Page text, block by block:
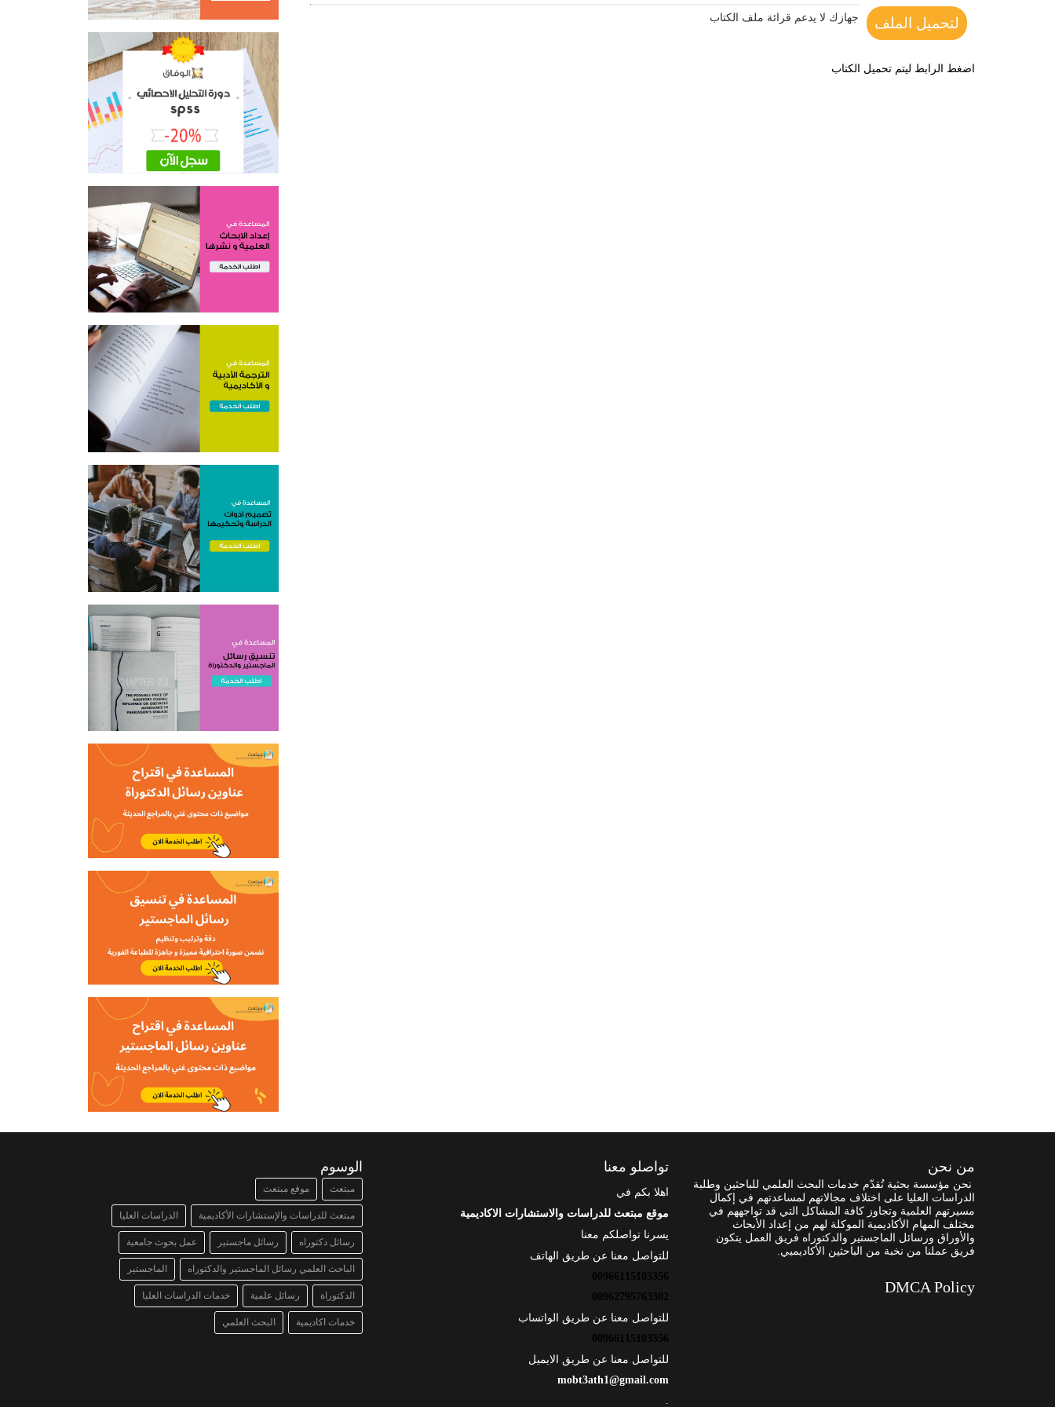
لتحميل الملف جهازك لا يدعم قرائة ملف الكتاب
اضغط الرابط ليتم تحميل الكتاب
من نحن
نحن مؤسسة بحثية تُقدّم خدمات البحث العلمي للباحثين وطلبة
الدراسات العليا على اختلاف مجالاتهم لمساعدتهم في إكمال
مسيرتهم العلمية وتجاوز كافة المشاكل التي قد تواجههم في
مختلف المهام الأكاديمية الموكلة لهم من إعداد الأبحاث
والأوراق ورسائل الماجستير والدكتوراه فريق العمل يتكون
فريق عملنا من نخبة من الباحثين الأكاديميي.
DMCA Policy
تواصلو معنا
اهلا بكم في
موقع مبتعث للدراسات والاستشارات الاكاديمية
يسرنا تواصلكم معنا
للتواصل معنا عن طريق الهاتف
00966115103356
00962795763302
للتواصل معنا عن طريق الواتساب
00966115103356
للتواصل معنا عن طريق الايميل
mobt3ath1@gmail.com
الوسوم
مبتعث موقع مبتعث
مبتعث للدراسات والإستشارات الأكاديمية الدراسات العليا
رسائل دكتوراه رسائل ماجستير عمل بحوث جامعية
الباحث العلمي رسائل الماجستير والدكتوراه الماجستير
الدكتوراة رسائل علمية خدمات الدراسات العليا
خدمات اكاديمية البحث العلمي